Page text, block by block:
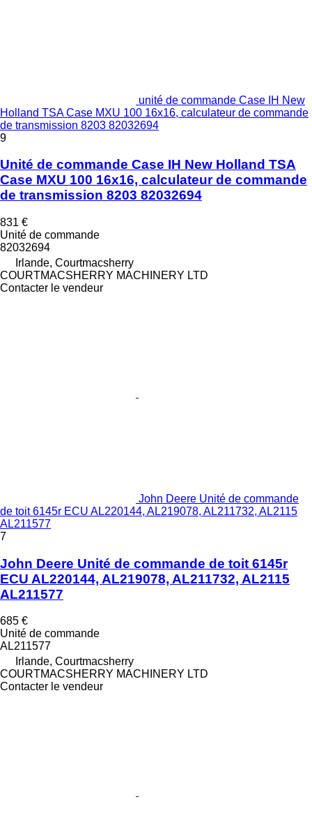
unité de commande Case IH New
Holland TSA Case MXU 100 16x16, calculateur de commande
de transmission 8203 82032694
9
Unité de commande Case IH New Holland TSA
Case MXU 100 16x16, calculateur de commande
de transmission 8203 82032694
831 €
Unité de commande
82032694
Irlande, Courtmacsherry
COURTMACSHERRY MACHINERY LTD
Contacter le vendeur
John Deere Unité de commande
de toit 6145r ECU AL220144, AL219078, AL211732, AL2115
AL211577
7
John Deere Unité de commande de toit 6145r
ECU AL220144, AL219078, AL211732, AL2115
AL211577
685 €
Unité de commande
AL211577
Irlande, Courtmacsherry
COURTMACSHERRY MACHINERY LTD
Contacter le vendeur